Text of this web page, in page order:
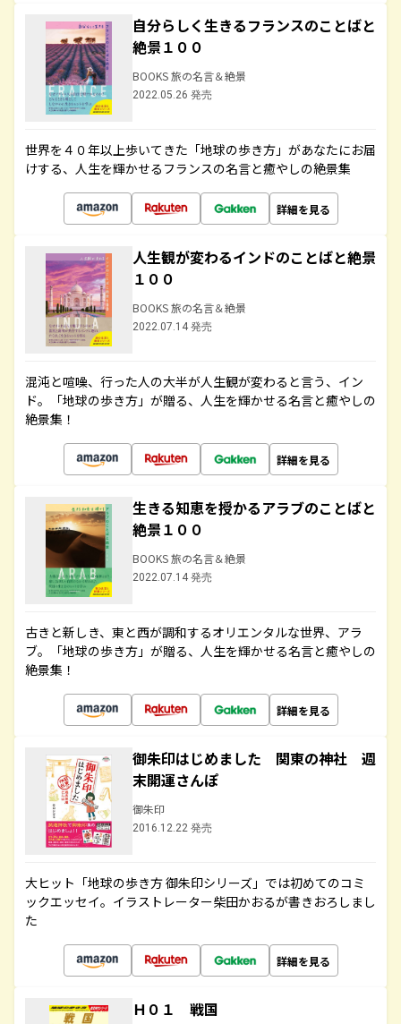
自分らしく生きるフランスのことばと
絶景１００
BOOKS 旅の名言＆絶景
2022.05.26 発売
世界を４０年以上歩いてきた「地球の歩き方」があなたにお届
けする、人生を輝かせるフランスの名言と癒やしの絶景集
詳細を見る
人生観が変わるインドのことばと絶景
１００
BOOKS 旅の名言＆絶景
2022.07.14 発売
混沌と喧噪、行った人の大半が人生観が変わると言う、イン
ド。「地球の歩き方」が贈る、人生を輝かせる名言と癒やしの
絶景集！
詳細を見る
生きる知恵を授かるアラブのことばと
絶景１００
BOOKS 旅の名言＆絶景
2022.07.14 発売
古きと新しき、東と西が調和するオリエンタルな世界、アラ
ブ。「地球の歩き方」が贈る、人生を輝かせる名言と癒やしの
絶景集！
詳細を見る
御朱印はじめました 関東の神社 週
末開運さんぽ
御朱印
2016.12.22 発売
大ヒット「地球の歩き方 御朱印シリーズ」では初めてのコミ
ックエッセイ。イラストレーター柴田かおるが書きおろしまし
た
詳細を見る
Ｈ０１ 戦国